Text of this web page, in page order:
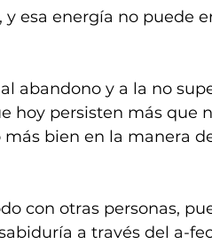
esa energía no puede
abandono y a la no
hoy persisten más que
bien en la manera
con otras personas,
a través del a-